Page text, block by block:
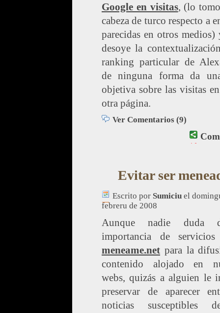
Google en visitas, (lo
cabeza de turco respecto a
parecidas en otros medios)
desoye la
ranking particular de
de ninguna forma da
objetiva sobre las visitas
otra página.
Ver Comentarios (9)
Evitar ser
Escrito por Sumiciu el
febreru de 2008
Aunque nadie duda
importancia de servicios
meneame.net para la
contenido alojado en
webs, quizás a alguien le
preservar de aparecer
noticias susceptibles